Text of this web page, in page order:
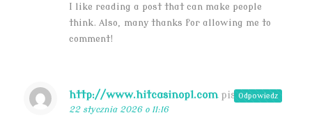
I like reading a post that can make people
think. Also, many thanks for allowing me to
comment!
http://www.hitcasinopl.com pisze:
22 stycznia 2026 o 11:16
Odpowiedz